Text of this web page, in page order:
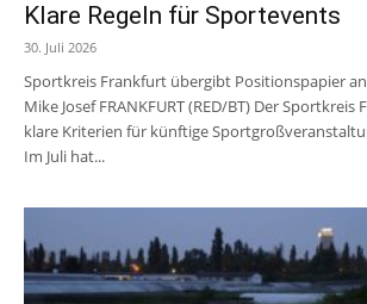
Klare Regeln für Sportevents
30. Juli 2026
Sportkreis Frankfurt übergibt Positionspapier
Mike Josef FRANKFURT (RED/BT) Der
klare Kriterien für künftige
Im Juli hat...